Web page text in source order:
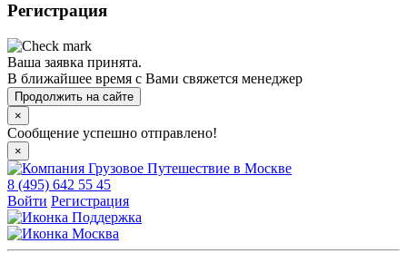
Регистрация
Ваша заявка принята.
В ближайшее время с Вами свяжется менеджер
Продолжить на сайте
×
Сообщение успешно отправлено!
×
8 (495) 642 55 45
Войти Регистрация
Поддержка
Москва